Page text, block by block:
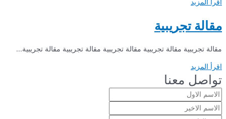
اقرأ المزيد
مقالة تجريبية
مقالة تجريبية مقالة تجريبية مقالة تجريبية مقالة تجريبية مقالة تجريبية...
اقرأ المزيد
تواصل معنا